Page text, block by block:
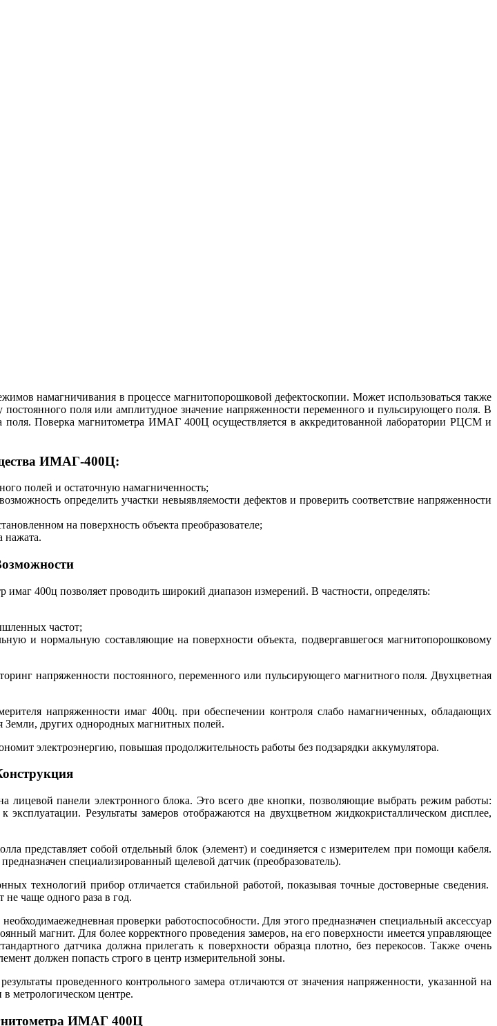
намагничивания в процессе магнитопорошковой дефектоскопии. Может использоваться также
поля или амплитудное значение напряженности переменного и пульсирующего поля. В
поля. Поверка магнитометра ИМАГ 400Цосуществляется в аккредитованной лаборатории РЦСМ и
ИМАГ-400Ц:
полей и остаточную намагниченность;
определить участки невыявляемости дефектов и проверить соответствие напряженности
на поверхность объекта преобразователе;
нажата.
400ц позволяет проводить широкий диапазон измерений. В частности, определять:
частот;
и нормальную составляющие на поверхности объекта, подвергавшегося магнитопорошковому
напряженности постоянного, переменного или пульсирующего магнитного поля. Двухцветная
напряженности имаг 400ц. при обеспечении контроля слабо намагниченных, обладающих
Земли, других однородных магнитных полей.
электроэнергию, повышая продолжительность работы без подзарядки аккумулятора.
лицевой панели электронного блока. Это всего две кнопки, позволяющие выбрать режим работы:
Результаты замеров отображаются на двухцветном жидкокристаллическом дисплее,
представляет собой отдельный блок (элемент) и соединяется с измерителем при помощи кабеля.
специализированный щелевой датчик (преобразователь).
технологий прибор отличается стабильной работой, показывая точные достоверные сведения.
чаще одного раза в год.
проверки работоспособности. Для этого предназначен специальный аксессуар
магнит. Для более корректного проведения замеров, на его поверхности имеется управляющее
датчика должна прилегать к поверхности образца плотно, без перекосов. Также очень
должен попасть строго в центр измерительной зоны.
проведенного контрольного замера отличаются от значения напряженности, указанной на
метрологическом центре.
ИМАГ 400Ц